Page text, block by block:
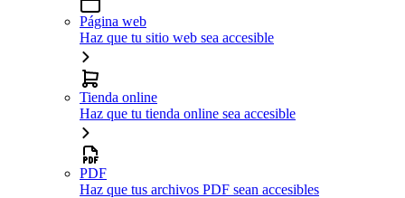
Página web
Haz que tu sitio web sea accesible
Tienda online
Haz que tu tienda online sea accesible
PDF
Haz que tus archivos PDF sean accesibles